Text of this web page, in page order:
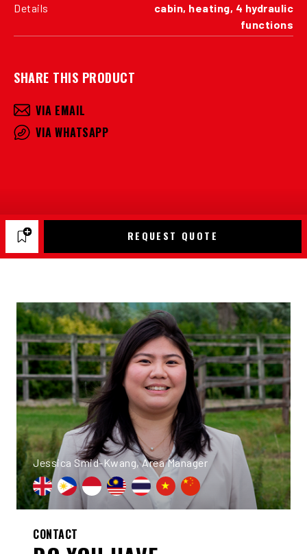
Details
cabin, heating, 4 hydraulic
functions
SHARE THIS PRODUCT
VIA EMAIL
VIA WHATSAPP
REQUEST QUOTE
Jessica Smid-Kwang, Area Manager
CONTACT